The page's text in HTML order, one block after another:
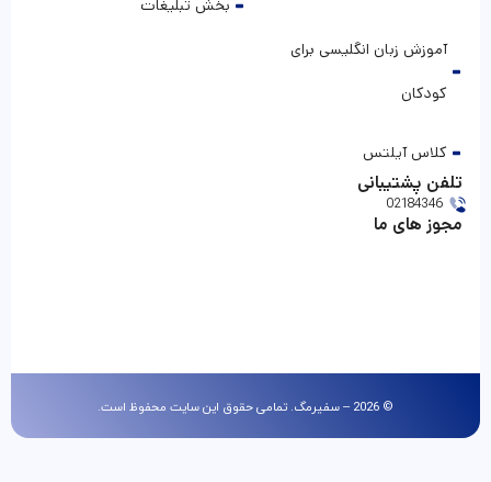
آموزش زبان انگلیسی برای
کودکان
کلاس آیلتس
بخش تبلیغات
تلفن پشتیبانی
02184346
مجوز های ما
© 2026 – سفیرمگ. تمامی حقوق این سایت محفوظ است.